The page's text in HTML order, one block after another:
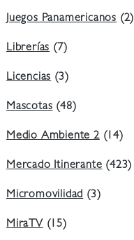
Juegos Panamericanos (2)
Librerías(7)
Licencias(3)
Mascotas(48)
Medio Ambiente 2(14)
Mercado Itinerante(423)
Micromovilidad(3)
MiraTV(15)